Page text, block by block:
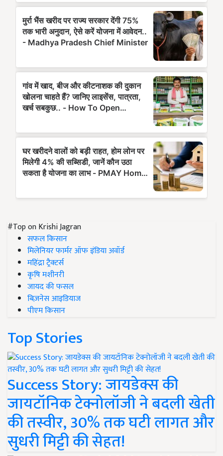
#Top on Krishi Jagran
सफल किसान
मिलेनियर फार्मर ऑफ इंडिया अवॉर्ड
महिंद्रा ट्रैक्टर्स
कृषि मशीनरी
जायद की फसल
बिज़नेस आइडियाज
पीएम किसान
Top Stories
Success Story: जायडेक्स की
जायटॉनिक टेक्नोलॉजी ने बदली खेती
की तस्वीर, 30% तक घटी लागत और
सुधरी मिट्टी की सेहत!